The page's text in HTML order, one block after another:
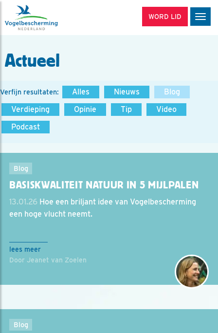
WORD LID
Actueel
Verfijn resultaten: Alles Nieuws
Blog
Verdieping
Opinie Tip
Video
Podcast
Blog
BASISKWALITEIT NATUUR IN 5 MIJLPALEN
13.01.26 Hoe een briljant idee van Vogelbescherming
een hoge vlucht neemt.
lees meer
Door Jeanet van Zoelen
Blog